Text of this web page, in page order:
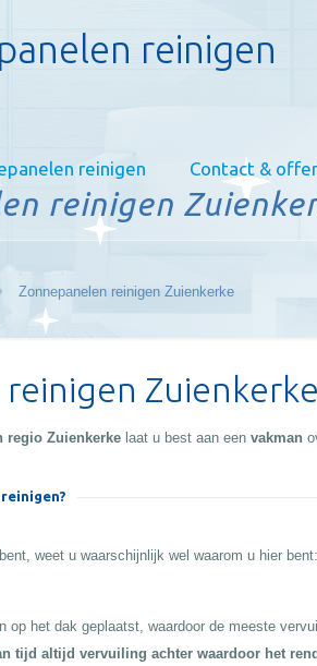
reinigen
reinigen Contact &
reinigen
Zonnepanelen reinigen Zuienkerke
Zuienkerke
regio Zuienkerke laat u best aan een vakman
weet u waarschijnlijk wel waarom u hier
op het dak geplaatst, waardoor de meeste
tijd altijd vervuiling achter waardoor het